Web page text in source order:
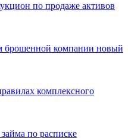
по продаже активов
брошенной компании новый
комплексного
по расписке